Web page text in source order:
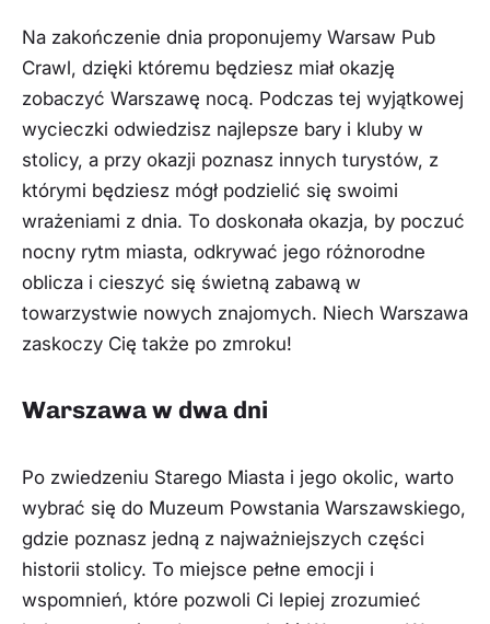
Na zakończenie dnia proponujemy Warsaw Pub
Crawl, dzięki któremu będziesz miał okazję
zobaczyć Warszawę nocą. Podczas tej wyjątkowej
wycieczki odwiedzisz najlepsze bary i kluby w
stolicy, a przy okazji poznasz innych turystów, z
którymi będziesz mógł podzielić się swoimi
wrażeniami z dnia. To doskonała okazja, by poczuć
nocny rytm miasta, odkrywać jego różnorodne
oblicza i cieszyć się świetną zabawą w
towarzystwie nowych znajomych. Niech Warszawa
zaskoczy Cię także po zmroku!
Warszawa w dwa dni
Po zwiedzeniu Starego Miasta i jego okolic, warto
wybrać się do Muzeum Powstania Warszawskiego,
gdzie poznasz jedną z najważniejszych części
historii stolicy. To miejsce pełne emocji i
wspomnień, które pozwoli Ci lepiej zrozumieć